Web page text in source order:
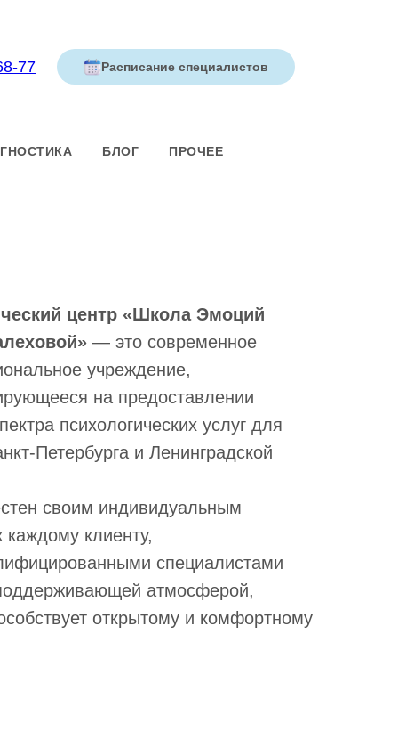
77 Расписание специалистов
БЛОГ ПРОЧЕЕ
центр «Школа Эмоций
— это современное
учреждение,
на предоставлении
психологических услуг для
Петербурга и Ленинградской
своим индивидуальным
клиенту,
специалистами
атмосферой,
открытому и комфортному